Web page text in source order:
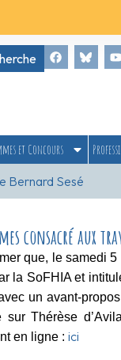
et Concours
Bernard Sesé
consacré aux
que, le samedi
la SoFHIA et
un avant-
Thérèse
en ligne :ici